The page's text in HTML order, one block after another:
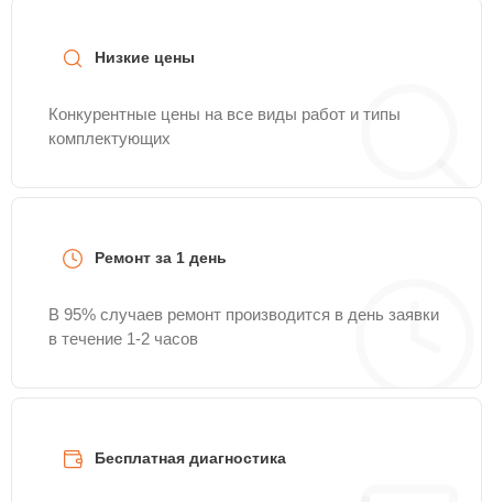
Низкие цены
Конкурентные цены на все виды работ и типы
комплектующих
Ремонт за 1 день
В 95% случаев ремонт производится в день заявки
в течение 1-2 часов
Бесплатная диагностика